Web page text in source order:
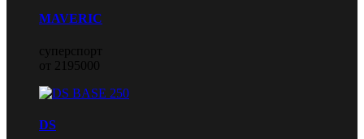
MAVERIC
суперспорт
от 2195000
DS